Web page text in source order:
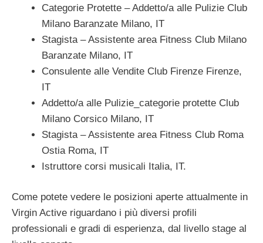
Categorie Protette – Addetto/a alle Pulizie Club
Milano Baranzate Milano, IT
Stagista – Assistente area Fitness Club Milano
Baranzate Milano, IT
Consulente alle Vendite Club Firenze Firenze,
IT
Addetto/a alle Pulizie_categorie protette Club
Milano Corsico Milano, IT
Stagista – Assistente area Fitness Club Roma
Ostia Roma, IT
Istruttore corsi musicali Italia, IT.
Come potete vedere le posizioni aperte attualmente in
Virgin Active riguardano i più diversi profili
professionali e gradi di esperienza, dal livello stage al